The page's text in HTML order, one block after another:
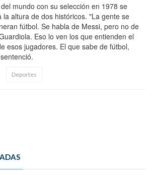
mundo con su selección en 1978 se
la altura de dos históricos. "La gente se
fútbol. Se habla de Messi, pero no de
Eso lo ven los que entienden el
esos jugadores. El que sabe de fútbol,
Deportes